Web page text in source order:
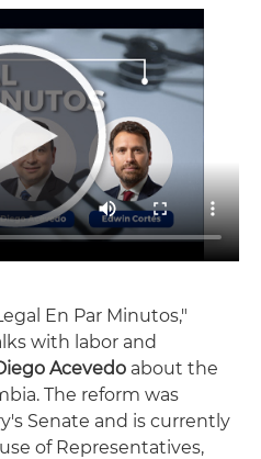
En Par Minutos,"
with labor and
Acevedo about the
The reform was
Senate and is currently
of Representatives,